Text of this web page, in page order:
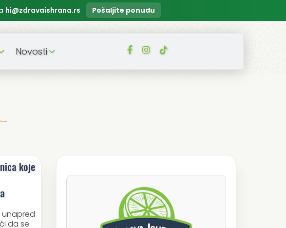
hi@zdravaishrana.rs Pošaljite ponudu
Novosti
koje
unapred
da se